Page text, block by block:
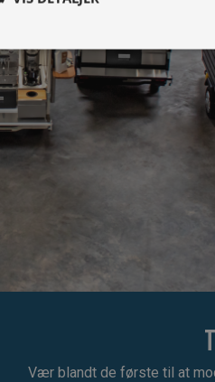
Vær blandt de første til at